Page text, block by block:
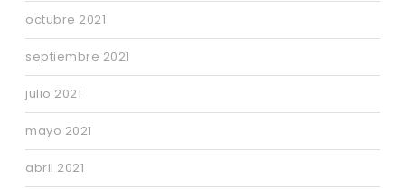
octubre 2021
septiembre 2021
julio 2021
mayo 2021
abril 2021